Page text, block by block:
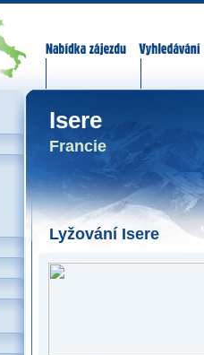
Isere
Francie
Lyžování Isere